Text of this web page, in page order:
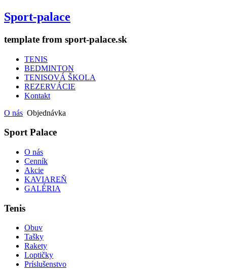
Sport-palace
template from sport-palace.sk
TENIS
BEDMINTON
TENISOVÁ ŠKOLA
REZERVÁCIE
Kontakt
O nás Objednávka
Sport Palace
O nás
Cenník
Akcie
KAVIAREŇ
GALÉRIA
Tenis
Obuv
Tašky
Rakety
Loptičky
Príslušenstvo